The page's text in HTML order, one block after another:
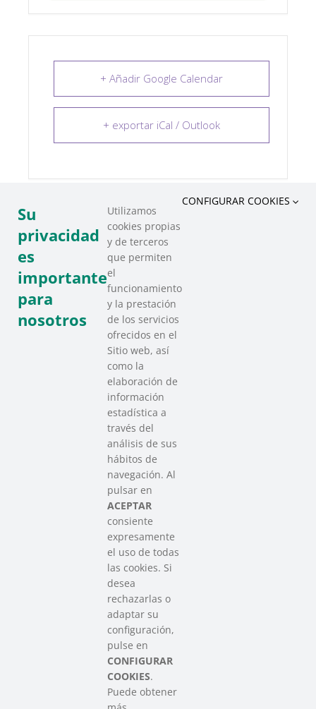
+ Añadir Google Calendar
+ exportar iCal / Outlook
COMPARTIR ESTE EVENTO
SAREEN SAREA
Asociación que agrupa a las redes
del Tercer Sector Social en Euskadi
Contacto
info@sareensarea.eu
Iparraguirre, 9 lonja – 48009 Bilbao
946 569 230
Colabora
Su
privacidad
es
importante
para
nosotros
Utilizamos
cookies propias
y de terceros
que permiten
el
funcionamiento
y la prestación
de los servicios
ofrecidos en el
Sitio web, así
como la
elaboración de
información
estadística a
través del
análisis de sus
hábitos de
navegación. Al
pulsar en
ACEPTAR
consiente
expresamente
el uso de todas
las cookies. Si
desea
rechazarlas o
adaptar su
configuración,
pulse en
CONFIGURAR
COOKIES.
Puede obtener
CONFIGURAR COOKIES